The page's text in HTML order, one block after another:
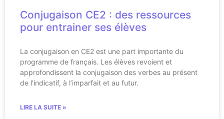
Conjugaison CE2 : des ressources
pour entrainer ses élèves
La conjugaison en CE2 est une part importante du
programme de français. Les élèves revoient et
approfondissent la conjugaison des verbes au présent
de l’indicatif, à l’imparfait et au futur.
LIRE LA SUITE »